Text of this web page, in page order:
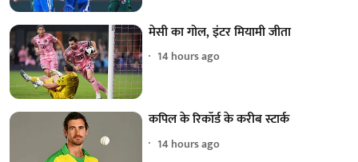
मेसी का गोल, इंटर मियामी जीता
14 hours ago
कपिल के रिकॉर्ड के करीब स्टार्क
14 hours ago